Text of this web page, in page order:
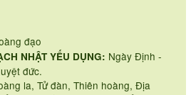
đạo
NHẬT YẾU DỤNG: Ngày Định -
đức.
la, Tử đàn, Thiên hoàng, Địa